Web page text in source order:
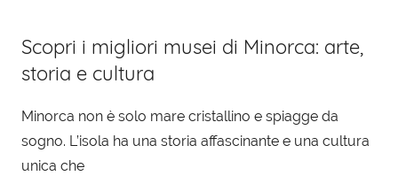
Scopri i migliori musei di Minorca: arte,
storia e cultura
Minorca non è solo mare cristallino e spiagge da
sogno. L’isola ha una storia affascinante e una cultura
unica che